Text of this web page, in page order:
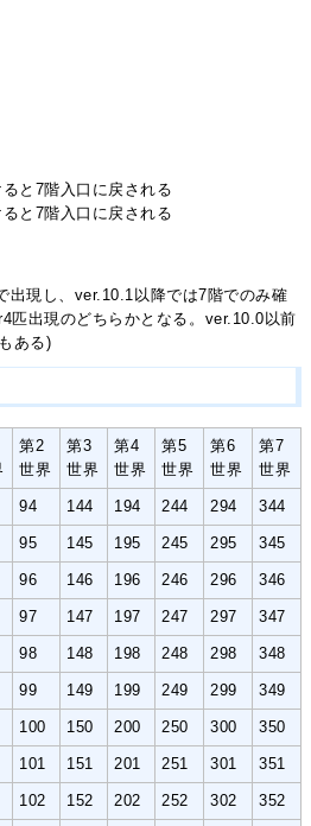
と7階入口に戻される
階入口に戻される
出現し、ver.10.1以降では7階でのみ確
匹出現のどちらかとなる。ver.10.0以前
ある)
第2
世界
第3
世界
第4
世界
第5
世界
第6
世界
第7
世界
94 144 194 244 294 344
95 145 195 245 295 345
96 146 196 246 296 346
97 147 197 247 297 347
98 148 198 248 298 348
99 149 199 249 299 349
100 150 200 250 300 350
101 151 201 251 301 351
102 152 202 252 302 352